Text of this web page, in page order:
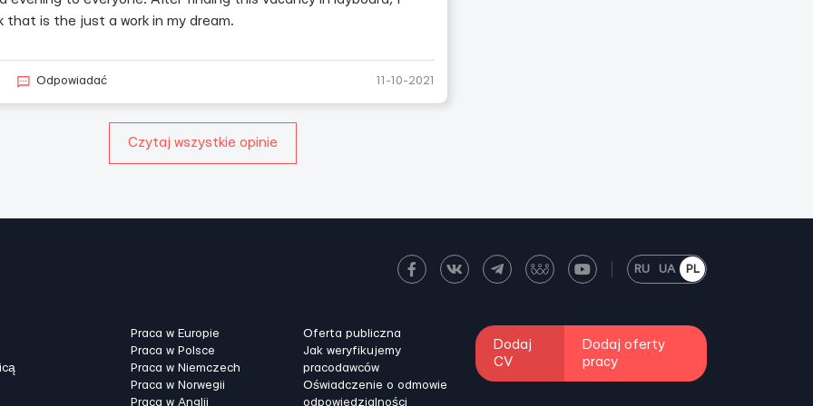
that is the just a work in my dream.
Odpowiadać 11-10-2021
Czytaj wszystkie opinie
RU UA PL
Praca w Europie
Praca w Polsce
Praca w Niemczech
Praca w Norwegii
Praca w Anglii
Oferta publiczna
Jak weryfikujemy
pracodawców
Oświadczenie o odmowie
odpowiedzialności
Dodaj
CV
Dodaj oferty
pracy